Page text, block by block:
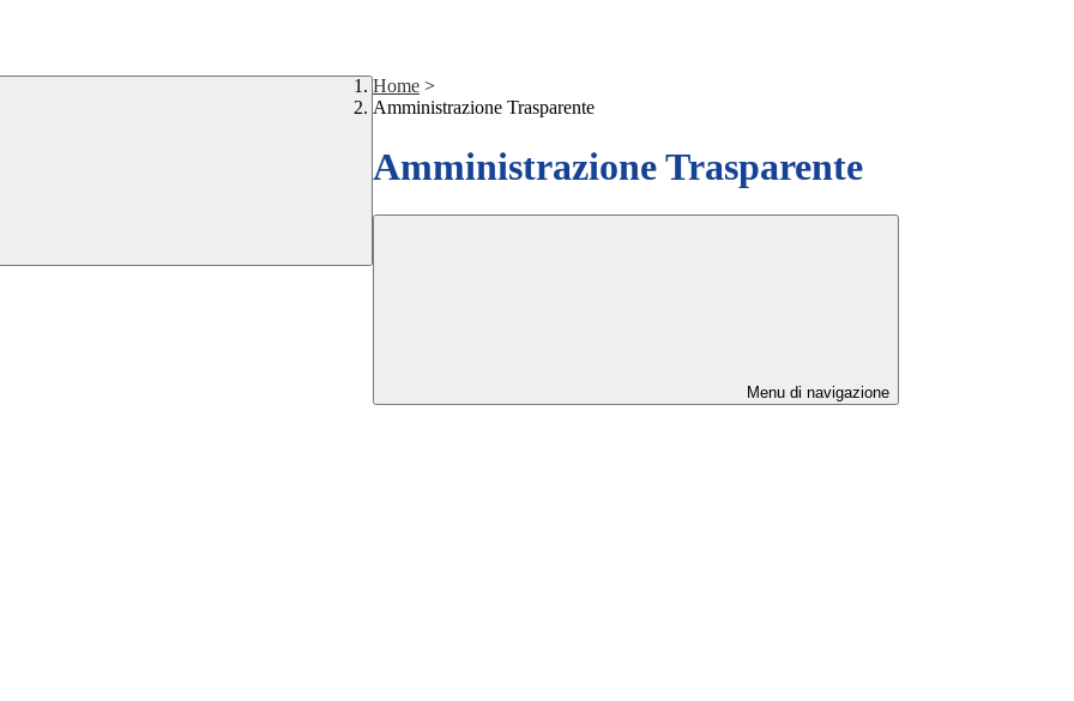
Home >
Amministrazione Trasparente
Amministrazione Trasparente
Menu di navigazione